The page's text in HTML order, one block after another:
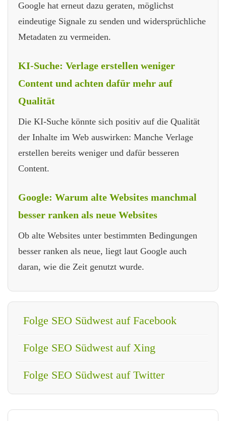
Google hat erneut dazu geraten, möglichst
eindeutige Signale zu senden und widersprüchliche
Metadaten zu vermeiden.
KI-Suche: Verlage erstellen weniger
Content und achten dafür mehr auf
Qualität
Die KI-Suche könnte sich positiv auf die Qualität
der Inhalte im Web auswirken: Manche Verlage
erstellen bereits weniger und dafür besseren
Content.
Google: Warum alte Websites manchmal
besser ranken als neue Websites
Ob alte Websites unter bestimmten Bedingungen
besser ranken als neue, liegt laut Google auch
daran, wie die Zeit genutzt wurde.
Folge SEO Südwest auf Facebook
Folge SEO Südwest auf Xing
Folge SEO Südwest auf Twitter